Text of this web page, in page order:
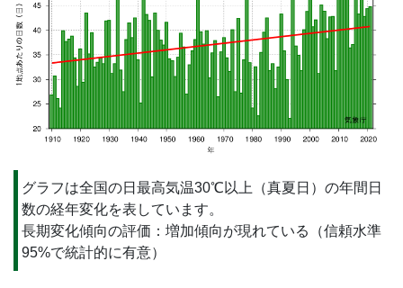
グラフは全国の日最高気温30℃以上（真夏日）の年間日
数の経年変化を表しています。
長期変化傾向の評価：増加傾向が現れている（信頼水準
95%で統計的に有意）